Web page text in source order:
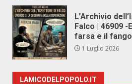
L’Archivio
Falco | 46909 -
farsa e il fango
1 Luglio 2026
LAMICODELPOPOLO.IT